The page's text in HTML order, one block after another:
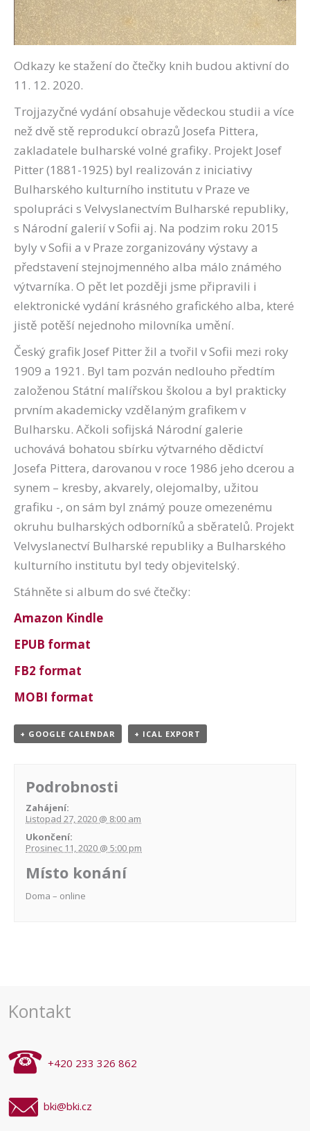
Odkazy ke stažení do čtečky knih budou aktivní do
11. 12. 2020.
Trojjazyčné vydání obsahuje vědeckou studii a více
než dvě stě reprodukcí obrazů Josefa Pittera,
zakladatele bulharské volné grafiky. Projekt Josef
Pitter (1881-1925) byl realizován z iniciativy
Bulharského kulturního institutu v Praze ve
spolupráci s Velvyslanectvím Bulharské republiky,
s Národní galerií v Sofii aj. Na podzim roku 2015
byly v Sofii a v Praze zorganizovány výstavy a
představení stejnojmenného alba málo známého
výtvarníka. O pět let později jsme připravili i
elektronické vydání krásného grafického alba, které
jistě potěší nejednoho milovníka umění.
Český grafik Josef Pitter žil a tvořil v Sofii mezi roky
1909 a 1921. Byl tam pozván nedlouho předtím
založenou Státní malířskou školou a byl prakticky
prvním akademicky vzdělaným grafikem v
Bulharsku. Ačkoli sofijská Národní galerie
uchovává bohatou sbírku výtvarného dědictví
Josefa Pittera, darovanou v roce 1986 jeho dcerou a
synem – kresby, akvarely, olejomalby, užitou
grafiku -, on sám byl známý pouze omezenému
okruhu bulharských odborníků a sběratelů. Projekt
Velvyslanectví Bulharské republiky a Bulharského
kulturního institutu byl tedy objevitelský.
Stáhněte si album do své čtečky:
Amazon Kindle
EPUB format
FB2 format
MOBI format
+ GOOGLE CALENDAR + ICAL EXPORT
Podrobnosti
Zahájení:
Listopad 27, 2020 @ 8:00 am
Ukončení:
Prosinec 11, 2020 @ 5:00 pm
Místo konání
Doma – online
Kontakt
+420 233 326 862
bki@bki.cz